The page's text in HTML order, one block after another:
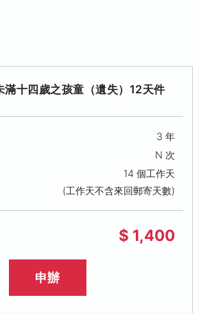
十四歲之孩童（遺失）12天件
3 年
N 次
14 個工作天
(工作天不含來回郵寄天數)
$ 1,400
申辦